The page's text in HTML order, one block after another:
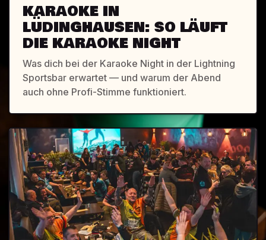
KARAOKE IN
LÜDINGHAUSEN: SO LÄUFT
DIE KARAOKE NIGHT
Was dich bei der Karaoke Night in der Lightning
Sportsbar erwartet — und warum der Abend
auch ohne Profi-Stimme funktioniert.